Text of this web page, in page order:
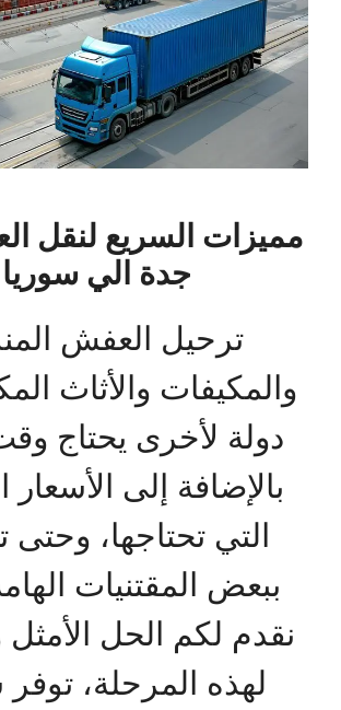
مميزات السريع لنقل
جدة الي سوريا
ترحيل العفش
والمكيفات والأثاث
دولة لأخرى يحتاج
بالإضافة إلى الأسعار
التي تحتاجها،
ببعض المقتنيات
نقدم لكم الحل الأمثل
لهذه المرحلة،